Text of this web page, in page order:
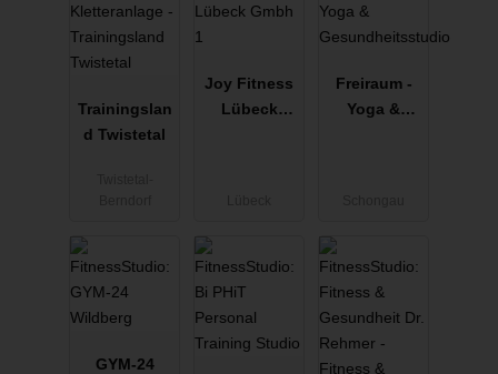
Trainingslan
d Twistetal
Joy Fitness
Lübeck
Freiraum -
Yoga &
GYM-24